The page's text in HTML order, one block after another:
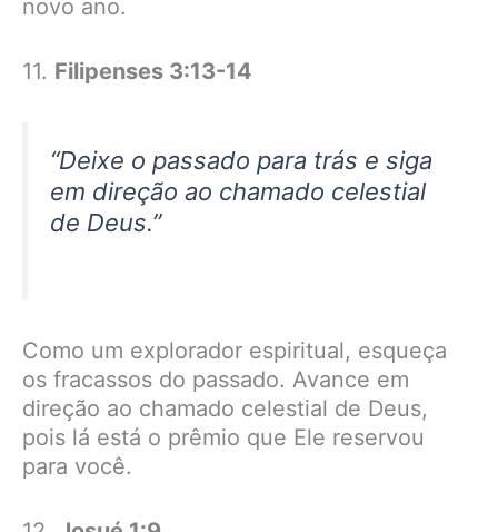
novo ano.
11. Filipenses 3:13-14
“Deixe o passado para trás e siga
em direção ao chamado celestial
de Deus.”
Como um explorador espiritual, esqueça
os fracassos do passado. Avance em
direção ao chamado celestial de Deus,
pois lá está o prêmio que Ele reservou
para você.